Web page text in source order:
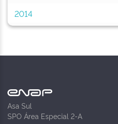
2014
Asa Sul
SPO Área Especial 2-A